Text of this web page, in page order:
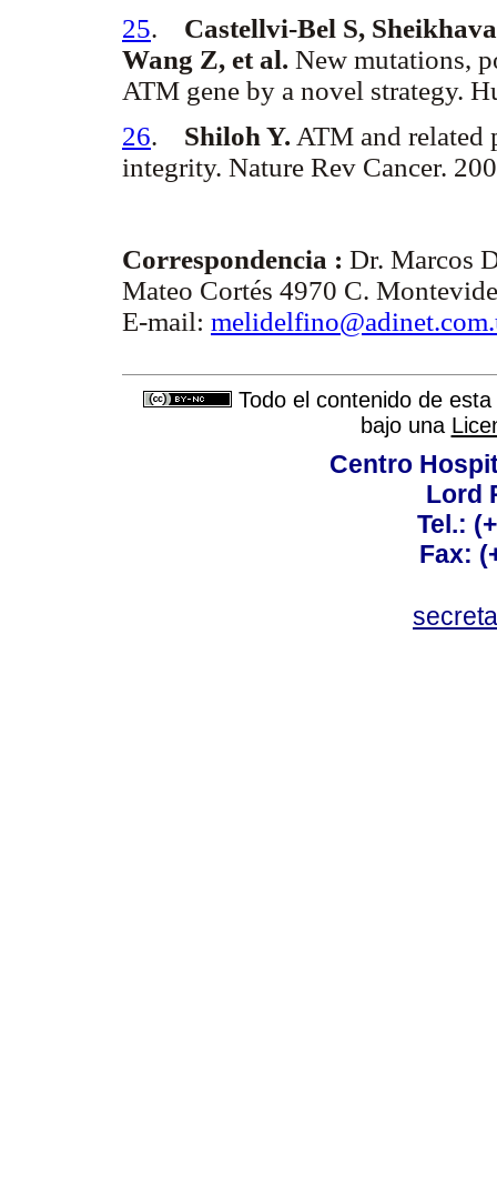
25. Castellvi-Bel S,
Wang Z, et al. New mutations,
ATM gene by a novel strategy.
26. Shiloh Y. ATM and related
integrity. Nature Rev Cancer.
Correspondencia : Dr. Marcos
Mateo Cortés 4970 C.
E-mail:
Todo el contenido de
bajo una
Centro
Lord
Tel.:
Fax: